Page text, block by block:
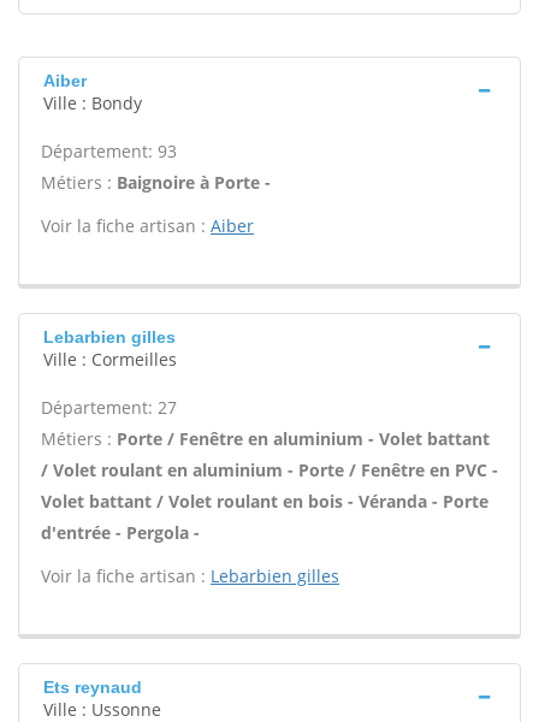
Aiber
Ville : Bondy
Département: 93
Métiers : Baignoire à Porte -
Voir la fiche artisan : Aiber
Lebarbien gilles
Ville : Cormeilles
Département: 27
Métiers : Porte / Fenêtre en aluminium - Volet battant
/ Volet roulant en aluminium - Porte / Fenêtre en PVC -
Volet battant / Volet roulant en bois - Véranda - Porte
d'entrée - Pergola -
Voir la fiche artisan : Lebarbien gilles
Ets reynaud
Ville : Ussonne